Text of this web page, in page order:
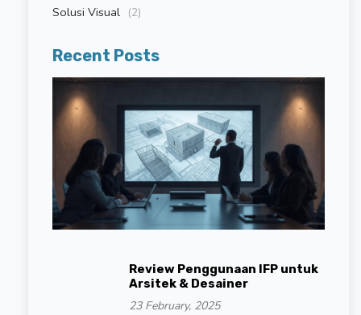
Solusi Visual (2)
Recent Posts
Review Penggunaan IFP untuk
Arsitek & Desainer
23 February, 2025